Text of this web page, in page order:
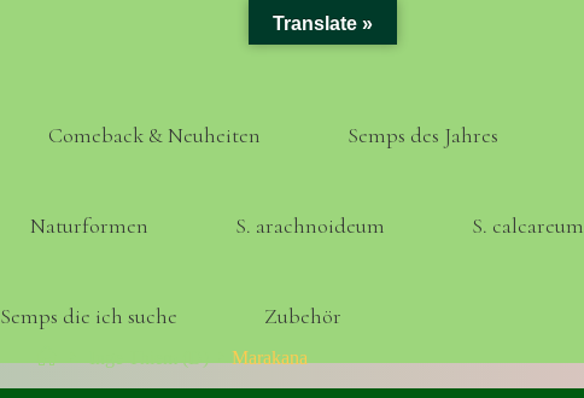
Comeback & Neuheiten Semps des Jahres
Naturformen S. arachnoideum S. calcareum
Semps die ich suche Zubehör
Inge Thiem (D) Marakana
Translate »